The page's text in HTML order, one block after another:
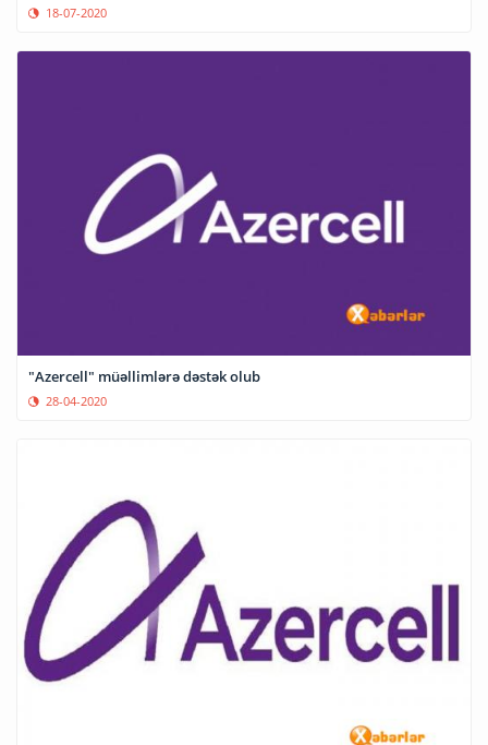
18-07-2020
"Azercell" müəllimlərə dəstək olub
28-04-2020